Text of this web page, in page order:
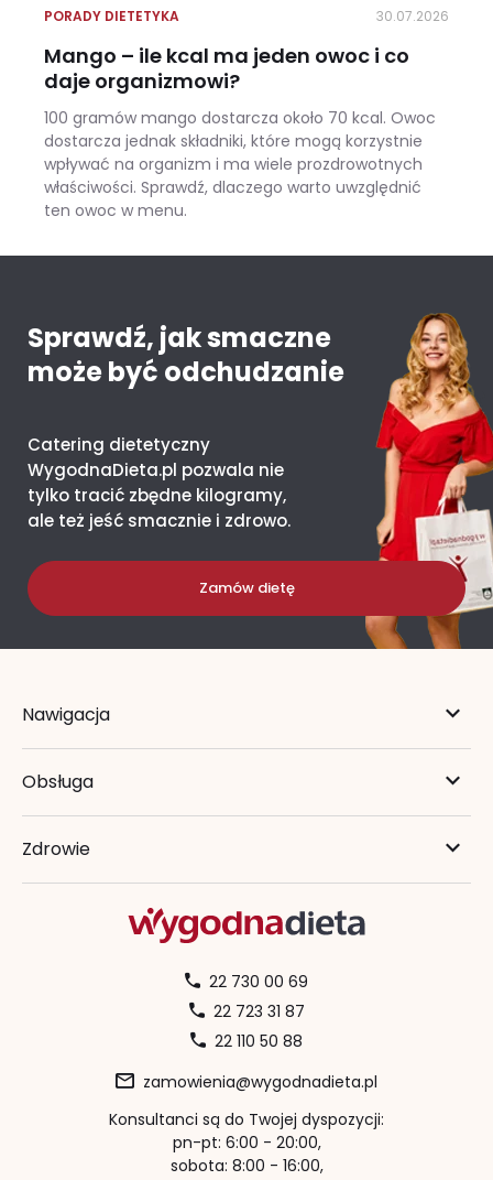
PORADY DIETETYKA 30.07.2026
Mango – ile kcal ma jeden owoc i co
daje organizmowi?
100 gramów mango dostarcza około 70 kcal. Owoc
dostarcza jednak składniki, które mogą korzystnie
wpływać na organizm i ma wiele prozdrowotnych
właściwości. Sprawdź, dlaczego warto uwzględnić
ten owoc w menu.
Sprawdź, jak smaczne
może być odchudzanie
Catering dietetyczny
WygodnaDieta.pl pozwala nie
tylko tracić zbędne kilogramy,
ale też jeść smacznie i zdrowo.
Zamów dietę
Nawigacja
Obsługa
Zdrowie
22 730 00 69
22 723 31 87
22 110 50 88
zamowienia@wygodnadieta.pl
Konsultanci są do Twojej dyspozycji:
pn-pt: 6:00 - 20:00,
sobota: 8:00 - 16:00,